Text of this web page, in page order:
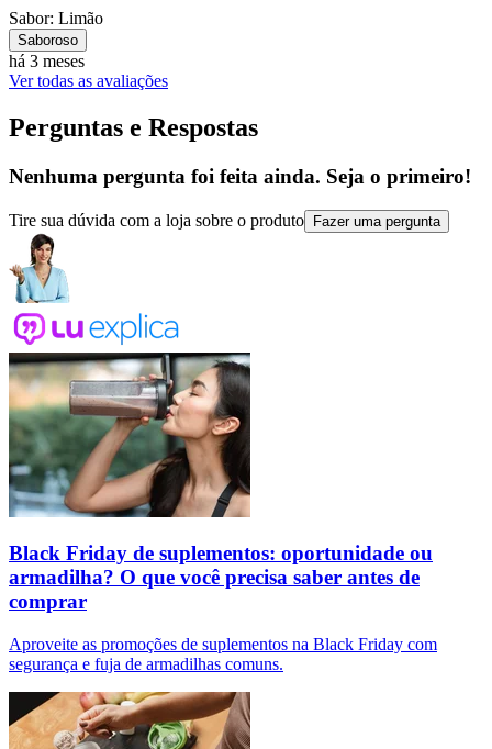
Sabor: Limão
Saboroso
há 3 meses
Ver todas as avaliações
Perguntas e Respostas
Nenhuma pergunta foi feita ainda. Seja o primeiro!
Tire sua dúvida com a loja sobre o produto Fazer uma pergunta
Black Friday de suplementos: oportunidade ou
armadilha? O que você precisa saber antes de
comprar
Aproveite as promoções de suplementos na Black Friday com
segurança e fuja de armadilhas comuns.